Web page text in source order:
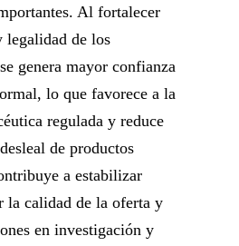
Al fortalecer
legalidad de los
genera mayor confianza
lo que favorece a la
regulada y reduce
de productos
a estabilizar
la calidad de la oferta y
en investigación y